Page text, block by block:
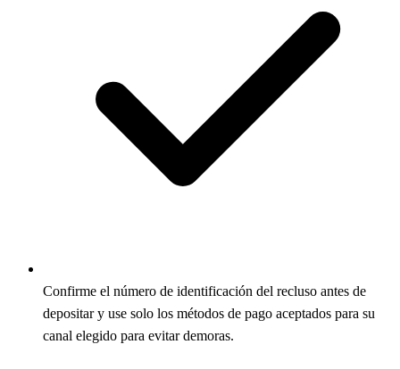
Confirme el número de identificación del recluso antes de
depositar y use solo los métodos de pago aceptados para su
canal elegido para evitar demoras.